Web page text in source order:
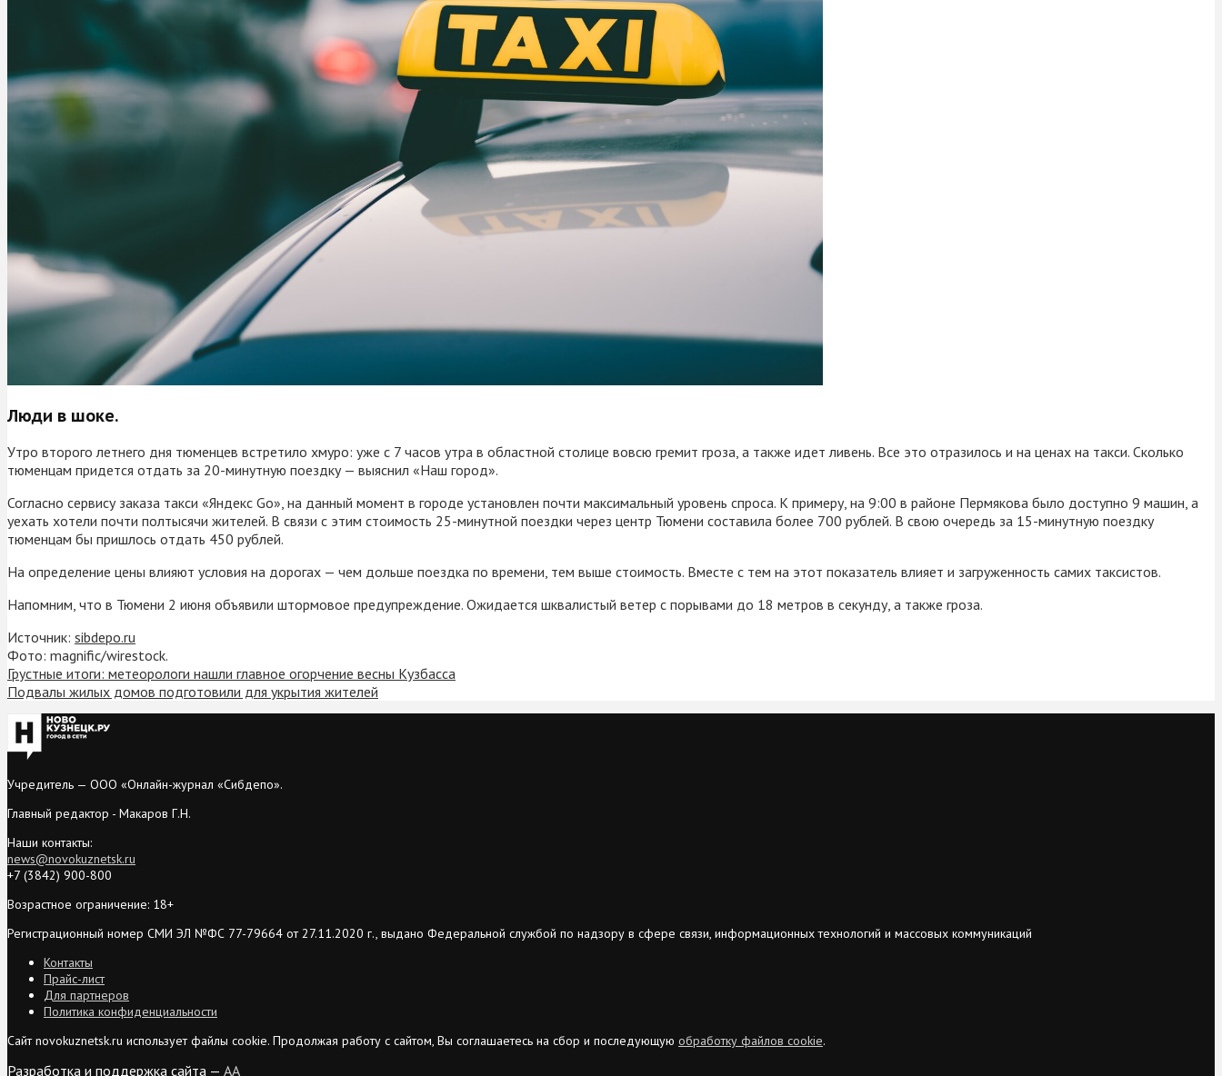
Люди в шоке.
Утро второго летнего дня тюменцев встретило хмуро: уже с 7 часов утра в областной столице вовсю гремит гроза, а также идет ливень. Все это отразилось и на ценах на такси. Сколько
тюменцам придется отдать за 20-минутную поездку — выяснил «Наш город».
Согласно сервису заказа такси «Яндекс Go», на данный момент в городе установлен почти максимальный уровень спроса. К примеру, на 9:00 в районе Пермякова было доступно 9 машин, а
уехать хотели почти полтысячи жителей. В связи с этим стоимость 25-минутной поездки через центр Тюмени составила более 700 рублей. В свою очередь за 15-минутную поездку
тюменцам бы пришлось отдать 450 рублей.
На определение цены влияют условия на дорогах — чем дольше поездка по времени, тем выше стоимость. Вместе с тем на этот показатель влияет и загруженность самих таксистов.
Напомним, что в Тюмени 2 июня объявили штормовое предупреждение. Ожидается шквалистый ветер с порывами до 18 метров в секунду, а также гроза.
Источник: sibdepo.ru
Фото: magnific/wirestock.
Грустные итоги: метеорологи нашли главное огорчение весны Кузбасса
Подвалы жилых домов подготовили для укрытия жителей
Учредитель — ООО «Онлайн-журнал «Сибдепо».
Главный редактор - Макаров Г.Н.
Наши контакты:
news@novokuznetsk.ru
+7 (3842) 900-800
Возрастное ограничение: 18+
Регистрационный номер СМИ ЭЛ №ФС 77-79664 от 27.11.2020 г., выдано Федеральной службой по надзору в сфере связи, информационных технологий и массовых коммуникаций
Контакты
Прайс-лист
Для партнеров
Политика конфиденциальности
Сайт novokuznetsk.ru использует файлы cookie. Продолжая работу с сайтом, Вы соглашаетесь на сбор и последующую обработку файлов cookie.
Разработка и поддержка сайта — AA